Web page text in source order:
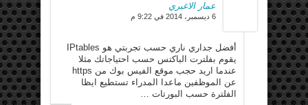
عمار الاغبري
6 ديسمبر، 2014 في 9:22 م
أفضل جداري ناري حسب تجربتي هو IPtables
يقوم بفلترت الباكتس حسب احتياجاتك مثلا
عندما اريد حجب موقع الفيس بوك من https
عن الموظفين ماعدا المدراء تستطيع ايظا
الفلترة حسب البورتات …